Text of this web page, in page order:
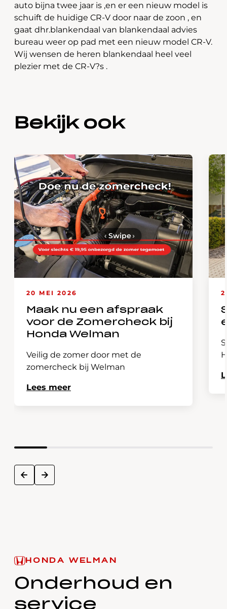
auto bijna twee jaar is ,en er een nieuw model is
schuift de huidige CR-V door naar de zoon , en
gaat dhr.blankendaal van blankendaal advies
bureau weer op pad met een nieuw model CR-V.
Wij wensen de heren blankendaal heel veel
plezier met de CR-V?s .
Bekijk ook
20 MEI 2026
Maak nu een afspraak
voor de Zomercheck bij
Honda Welman
Veilig de zomer door met de
zomercheck bij Welman
Lees meer
prev next
‹ Swipe›
HONDA WELMAN
Onderhoud en
service